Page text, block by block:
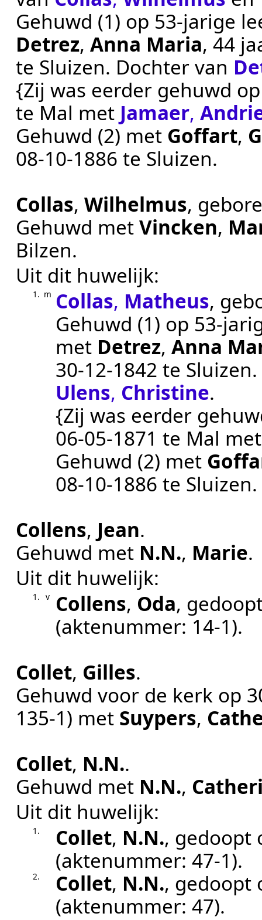
Gehuwd (1) op 53-jarige
Detrez,Anna Maria, 44
te Sluizen. Dochter van
{Zij was eerder gehuwd
te Mal met Jamaer,
Gehuwd (2) met Goffart,
08‑10‑1886 te Sluizen.
Collas,Wilhelmus,
Gehuwd metVincken,
Bilzen.
Uit dit huwelijk:
1. m Collas, Matheus,
Gehuwd (1) op 53-
met Detrez,Anna
30‑12‑1842 te Sluizen
Ulens, Christine.
{Zij was eerder
06‑05‑1871 te Mal
Gehuwd (2) met
08‑10‑1886 te Sluizen.
Collens, Jean.
Gehuwd met N.N., Marie.
Uit dit huwelijk:
1. v Collens, Oda,
(aktenummer: 14-1).
Collet, Gilles.
Gehuwd voor de kerk op
135-1) met Suypers,
Collet, N.N..
Gehuwd met N.N.,
Uit dit huwelijk:
1. Collet, N.N., gedoopt
(aktenummer:47-1).
2. Collet, N.N., gedoopt
(aktenummer:47).